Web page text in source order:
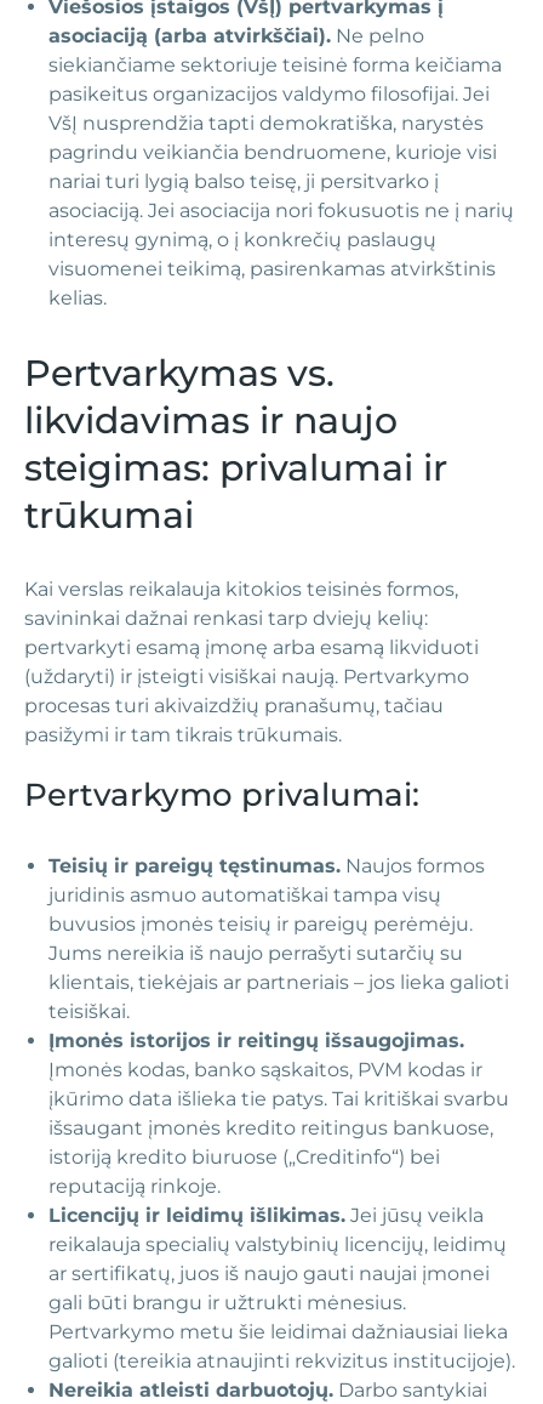
Viešosios įstaigos (VšĮ) pertvarkymas į
asociaciją (arba atvirkščiai). Ne pelno
siekiančiame sektoriuje teisinė forma keičiama
pasikeitus organizacijos valdymo filosofijai. Jei
VšĮ nusprendžia tapti demokratiška, narystės
pagrindu veikiančia bendruomene, kurioje visi
nariai turi lygią balso teisę, ji persitvarko į
asociaciją. Jei asociacija nori fokusuotis ne į narių
interesų gynimą, o į konkrečių paslaugų
visuomenei teikimą, pasirenkamas atvirkštinis
kelias.
Pertvarkymas vs.
likvidavimas ir naujo
steigimas: privalumai ir
trūkumai
Kai verslas reikalauja kitokios teisinės formos,
savininkai dažnai renkasi tarp dviejų kelių:
pertvarkyti esamą įmonę arba esamą likviduoti
(uždaryti) ir įsteigti visiškai naują. Pertvarkymo
procesas turi akivaizdžių pranašumų, tačiau
pasižymi ir tam tikrais trūkumais.
Pertvarkymo privalumai:
Teisių ir pareigų tęstinumas. Naujos formos
juridinis asmuo automatiškai tampa visų
buvusios įmonės teisių ir pareigų perėmėju.
Jums nereikia iš naujo perrašyti sutarčių su
klientais, tiekėjais ar partneriais – jos lieka galioti
teisiškai.
Įmonės istorijos ir reitingų išsaugojimas.
Įmonės kodas, banko sąskaitos, PVM kodas ir
įkūrimo data išlieka tie patys. Tai kritiškai svarbu
išsaugant įmonės kredito reitingus bankuose,
istoriją kredito biuruose („Creditinfo“) bei
reputaciją rinkoje.
Licencijų ir leidimų išlikimas. Jei jūsų veikla
reikalauja specialių valstybinių licencijų, leidimų
ar sertifikatų, juos iš naujo gauti naujai įmonei
gali būti brangu ir užtrukti mėnesius.
Pertvarkymo metu šie leidimai dažniausiai lieka
galioti (tereikia atnaujinti rekvizitus institucijoje).
Nereikia atleisti darbuotojų. Darbo santykiai